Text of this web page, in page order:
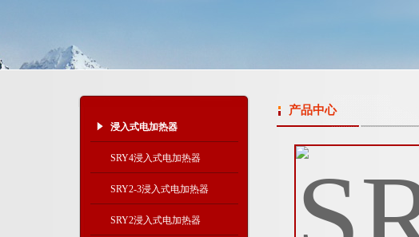
浸入式电加热器
SRY4浸入式电加热器
SRY2-3浸入式电加热器
SRY2浸入式电加热器
产品中心